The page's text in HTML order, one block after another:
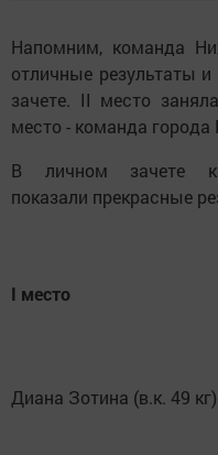
Напомним, команда
отличные результаты
зачете. II место
место - команда
В личном зачете
показали прекрасные
I место
Диана Зотина (в.к. 49